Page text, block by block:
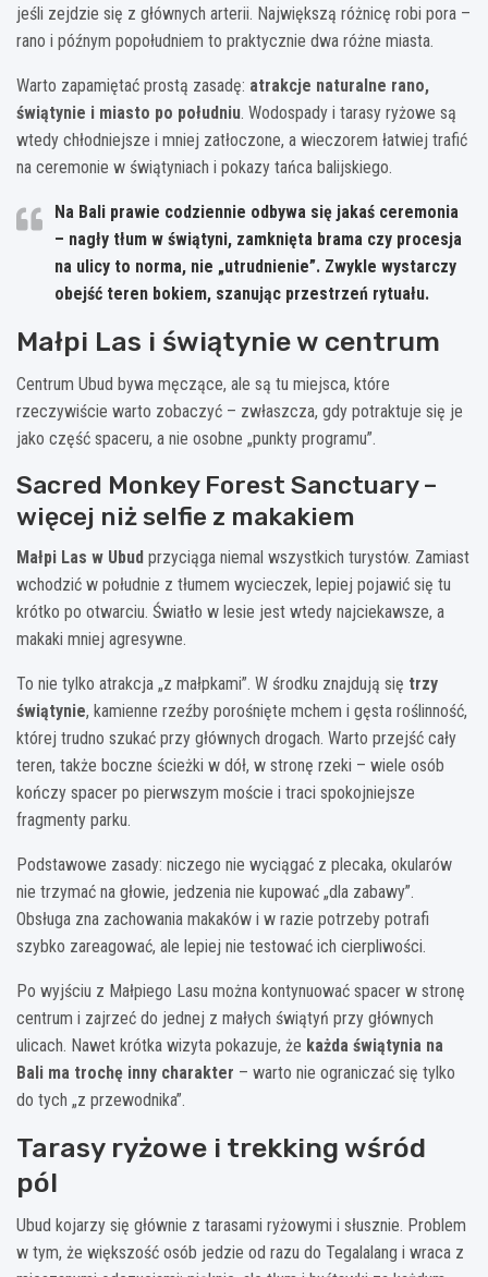
jeśli zejdzie się z głównych arterii. Największą różnicę robi pora –
rano i późnym popołudniem to praktycznie dwa różne miasta.
Warto zapamiętać prostą zasadę: atrakcje naturalne rano,
świątynie i miasto po południu. Wodospady i tarasy ryżowe są
wtedy chłodniejsze i mniej zatłoczone, a wieczorem łatwiej trafić
na ceremonie w świątyniach i pokazy tańca balijskiego.
Na Bali prawie codziennie odbywa się jakaś ceremonia
– nagły tłum w świątyni, zamknięta brama czy procesja
na ulicy to norma, nie „utrudnienie”. Zwykle wystarczy
obejść teren bokiem, szanując przestrzeń rytuału.
Małpi Las i świątynie w centrum
Centrum Ubud bywa męczące, ale są tu miejsca, które
rzeczywiście warto zobaczyć – zwłaszcza, gdy potraktuje się je
jako część spaceru, a nie osobne „punkty programu”.
Sacred Monkey Forest Sanctuary –
więcej niż selfie z makakiem
Małpi Las w Ubud przyciąga niemal wszystkich turystów. Zamiast
wchodzić w południe z tłumem wycieczek, lepiej pojawić się tu
krótko po otwarciu. Światło w lesie jest wtedy najciekawsze, a
makaki mniej agresywne.
To nie tylko atrakcja „z małpkami”. W środku znajdują się trzy
świątynie, kamienne rzeźby porośnięte mchem i gęsta roślinność,
której trudno szukać przy głównych drogach. Warto przejść cały
teren, także boczne ścieżki w dół, w stronę rzeki – wiele osób
kończy spacer po pierwszym moście i traci spokojniejsze
fragmenty parku.
Podstawowe zasady: niczego nie wyciągać z plecaka, okularów
nie trzymać na głowie, jedzenia nie kupować „dla zabawy”.
Obsługa zna zachowania makaków i w razie potrzeby potrafi
szybko zareagować, ale lepiej nie testować ich cierpliwości.
Po wyjściu z Małpiego Lasu można kontynuować spacer w stronę
centrum i zajrzeć do jednej z małych świątyń przy głównych
ulicach. Nawet krótka wizyta pokazuje, że każda świątynia na
Bali ma trochę inny charakter – warto nie ograniczać się tylko
do tych „z przewodnika”.
Tarasy ryżowe i trekking wśród
pól
Ubud kojarzy się głównie z tarasami ryżowymi i słusznie. Problem
w tym, że większość osób jedzie od razu do Tegalalang i wraca z